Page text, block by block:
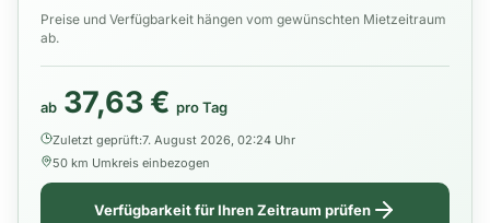
Preise und Verfügbarkeit hängen vom gewünschten Mietzeitraum
ab.
ab 37,63 € pro Tag
Zuletzt geprüft:7. August 2026, 02:24 Uhr
50 km Umkreis einbezogen
Verfügbarkeit für Ihren Zeitraum prüfen